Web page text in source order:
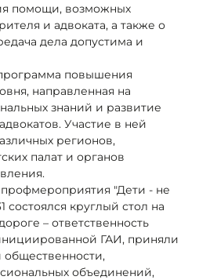
помощи, возможных
и адвоката, а также о
дела допустима и
повышения
направленная на
знаний и развитие
Участие в ней
регионов,
палат и органов
"Дети - не
круглый стол на
– ответственность
ГАИ, приняли
общественности,
объединений,